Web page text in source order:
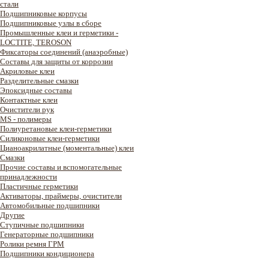
стали
Подшипниковые корпусы
Подшипниковые узлы в сборе
Промышленные клеи и герметики -
LOCTITE, TEROSON
Фиксаторы соединений (анаэробные)
Составы для защиты от коррозии
Акриловые клеи
Разделительные смазки
Эпоксидные составы
Контактные клеи
Очистители рук
MS - полимеры
Полиуретановые клеи-герметики
Силиконовые клеи-герметики
Цианоакрилатные (моментальные) клеи
Смазки
Прочие составы и вспомогательные
принадлежности
Пластичные герметики
Активаторы, праймеры, очистители
Автомобильные подшипники
Другие
Ступичные подшипники
Генераторные подшипники
Ролики ремня ГРМ
Подшипники кондиционера